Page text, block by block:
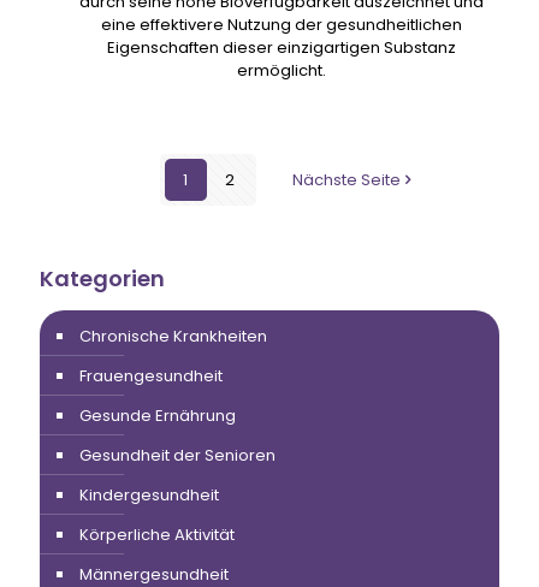
eine effektivere Nutzung der gesundheitlichen
Eigenschaften dieser einzigartigen Substanz
ermöglicht.
1 2 Nächste Seite
Kategorien
Chronische Krankheiten
Frauengesundheit
Gesunde Ernährung
Gesundheit der Senioren
Kindergesundheit
Körperliche Aktivität
Männergesundheit